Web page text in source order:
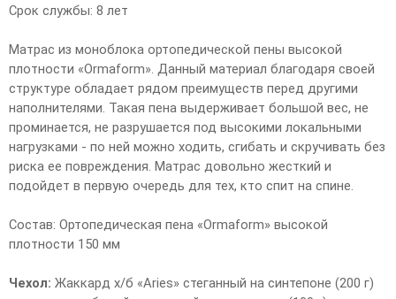
Срок службы: 8 лет
Матрас из моноблока ортопедической пены высокой
плотности «Ormaform». Данный материал благодаря своей
структуре обладает рядом преимуществ перед другими
наполнителями. Такая пена выдерживает большой вес, не
проминается, не разрушается под высокими локальными
нагрузками - по ней можно ходить, сгибать и скручивать без
риска ее повреждения. Матрас довольно жесткий и
подойдет в первую очередь для тех, кто спит на спине.
Состав: Ортопедическая пена «Ormaform» высокой
плотности 150 мм
Чехол: Жаккард х/б «Aries» стеганный на синтепоне (200 г)